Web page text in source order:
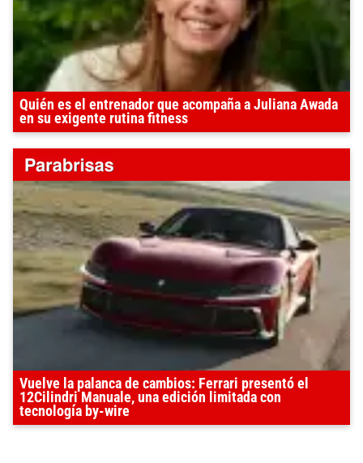
Quién es el entrenador que acompaña a Juliana Awada
en su exigente rutina fitness
Vuelve la palanca de cambios: Ferrari presentó el
12Cilindri Manuale, una edición limitada con
tecnología by-wire